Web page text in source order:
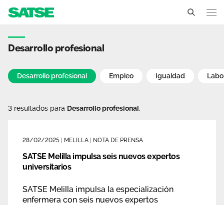
Delegados Sindicales
Transparencia
Ámbitos de negociación
Secciones sindicales
Servicios
Ventajas
Actualidad
Temas
Noticias
Melilla
Contáctanos
Notas prensa - Melilla
Desarrollo profesional
Desarrollo profesional Empleo Igualdad
3 resultados para Desarrollo profesional.
28/02/2025 MELILLA NOTA DE PRENSA
SATSE Melilla impulsa seis nuevos expertos
universitarios
SATSE Melilla impulsa la especialización
enfermera con seis nuevos expertos